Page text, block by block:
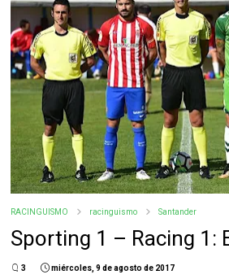
RACINGUISMO racinguismo Santander
Sporting 1 – Racing 1:
3 miércoles, 9 de agosto de 2017